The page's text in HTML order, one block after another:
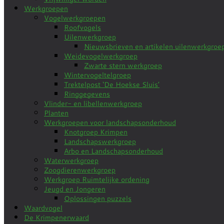
Werkgroepen
Vogelwerkgroepen
Roofvogels
Uilenwerkgroep
Nieuwsbrieven en artikelen
Weidevogelwerkgroep
Zwarte stern werkgroep
Wintervogeltelgroep
Trektelpost ‘De Hoekse Sluis’
Ringgegevens
Vlinder- en libellenwerkgroep
Planten
Werkgroepen voor landschapsonderhoud
Knotgroep Krimpen
Landschapswerkgroep
Arbo en Landschapsonderhoud
Waterwerkgroep
Zoogdierenwerkgroep
Werkgroep Ruimtelijke ordening
Jeugd en Jongeren
Oplossingen puzzels
Waardvogel
De Krimpenerwaard